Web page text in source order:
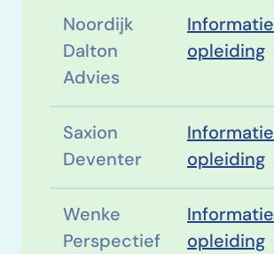
Noordijk
Dalton
Advies
Informatie
opleiding
Saxion
Deventer
Informatie
opleiding
Wenke
Perspectief
Informatie
opleiding